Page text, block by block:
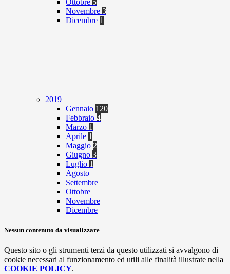
Ottobre 5
Novembre 3
Dicembre 1
2019
Gennaio 120
Febbraio 4
Marzo 1
Aprile 1
Maggio 2
Giugno 3
Luglio 1
Agosto
Settembre
Ottobre
Novembre
Dicembre
Nessun contenuto da visualizzare
Questo sito o gli strumenti terzi da questo utilizzati si avvalgono di
cookie necessari al funzionamento ed utili alle finalità illustrate nella
COOKIE POLICY.